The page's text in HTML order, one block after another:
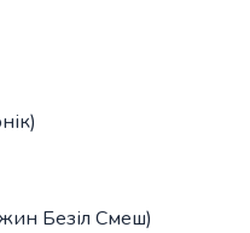
Безіл Смеш)